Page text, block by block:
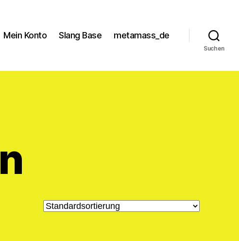
Mein Konto Slang Base metamass_de
Suchen